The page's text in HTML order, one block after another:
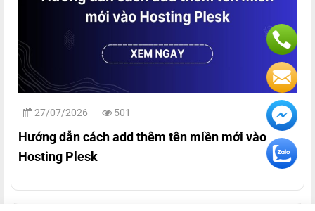
27/07/2026 501
Hướng dẫn cách add thêm tên miền mới vào
Hosting Plesk